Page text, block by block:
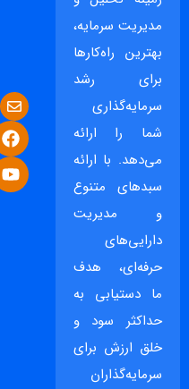
مدیریت سرمایه،
بهترین راه‌کارها
برای رشد
سرمایه‌گذاری
شما را ارائه
می‌دهد. با ارائه
سبدهای متنوع
و مدیریت
دارایی‌های
حرفه‌ای، هدف
ما دستیابی به
حداکثر سود و
خلق ارزش برای
سرمایه‌گذاران